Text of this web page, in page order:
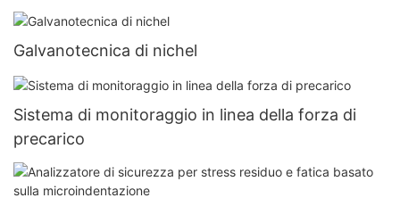
meccaniche - Zhanghua Dryer
Galvanotecnica di nichel
Sistema di monitoraggio in linea della forza di
precarico